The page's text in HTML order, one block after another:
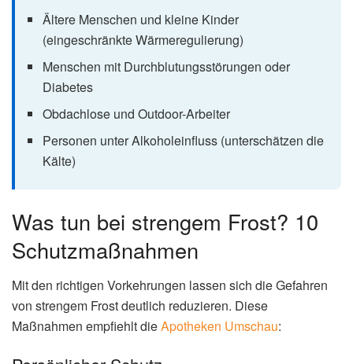
Stadiu
Körpertempe
ratur
Symptome
Stadiu
35–32°C Zittern, erhöhter Puls, schnelle Atmung
Stadiu
32–28°C
Zittern hört auf, Muskelstarre,
Stadiu
28–24°C
m IV
Erfrierungen: Diese Körperteile sind
besonders gefährdet
Erfrierungen betreffen vor allem schlecht durchblutete
Körperstellen: Finger, Zehen, Ohren, Nase und Wangen.